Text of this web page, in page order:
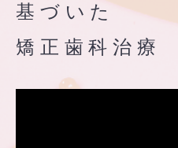
2024.04.05
小児矯正は意味がないって本当
基づいた
矯正歯科治療